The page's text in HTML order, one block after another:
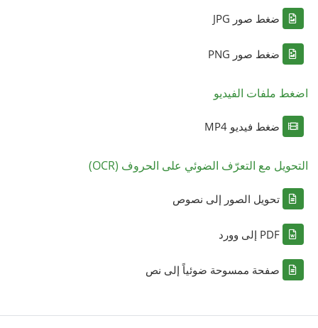
ضغط صور JPG
ضغط صور PNG
اضغط ملفات الفيديو
ضغط فيديو MP4
التحويل مع التعرّف الضوئي على الحروف (OCR)
تحويل الصور إلى نصوص
PDF إلى وورد
صفحة ممسوحة ضوئياً إلى نص